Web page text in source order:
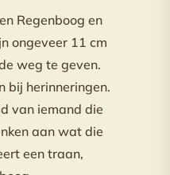
Regenboog en
ongeveer 11 cm
weg te geven.
bij herinneringen.
van iemand die
aan wat die
een traan,